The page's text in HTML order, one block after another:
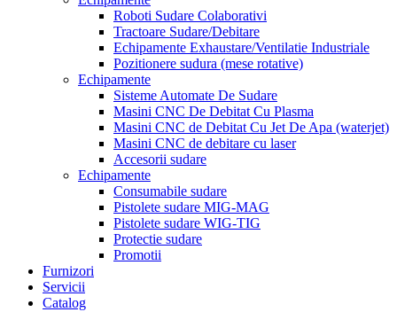
Roboti Sudare Colaborativi
Tractoare Sudare/Debitare
Echipamente Exhaustare/Ventilatie Industriale
Pozitionere sudura (mese rotative)
Echipamente
Sisteme Automate De Sudare
Masini CNC De Debitat Cu Plasma
Masini CNC de Debitat Cu Jet De Apa (waterjet)
Masini CNC de debitare cu laser
Accesorii sudare
Echipamente
Consumabile sudare
Pistolete sudare MIG-MAG
Pistolete sudare WIG-TIG
Protectie sudare
Promotii
Furnizori
Servicii
Catalog